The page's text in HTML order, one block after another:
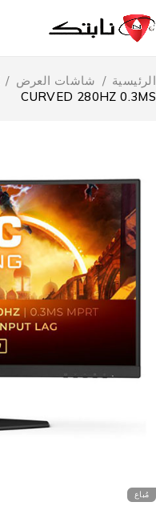
/ شاشات العرض
CURVED 280HZ
مُباع